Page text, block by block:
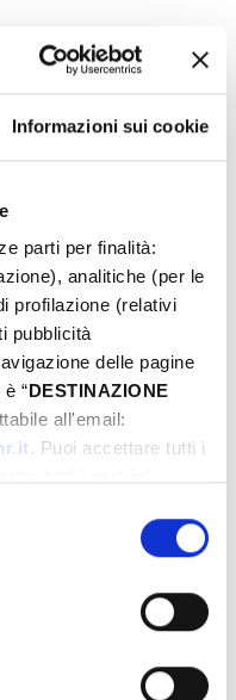
Informazioni sui cookie
parti per finalità:
analitiche (per le
profilazione (relativi
pubblicità
delle pagine
“DESTINAZIONE
all'email:
. Puoi accettare tutti i
su “Personalizza”.
i Tuoi dati potranno
idonee per il
di sicurezza a
Riviera Rimini